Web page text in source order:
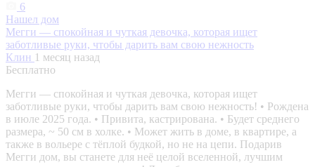
6
Нашел дом
Мегги — спокойная и чуткая девочка, которая ищет
заботливые руки, чтобы дарить вам свою нежность
Клин 1 месяц назад
Бесплатно
Мегги — спокойная и чуткая девочка, которая ищет
заботливые руки, чтобы дарить вам свою нежность! • Рождена
в июле 2025 года. • Привита, кастрирована. • Будет среднего
размера, ~ 50 см в холке. • Может жить в доме, в квартире, а
также в вольере с тёплой будкой, но не на цепи. Подарив
Мегги дом, вы станете для неё целой вселенной, лучшим